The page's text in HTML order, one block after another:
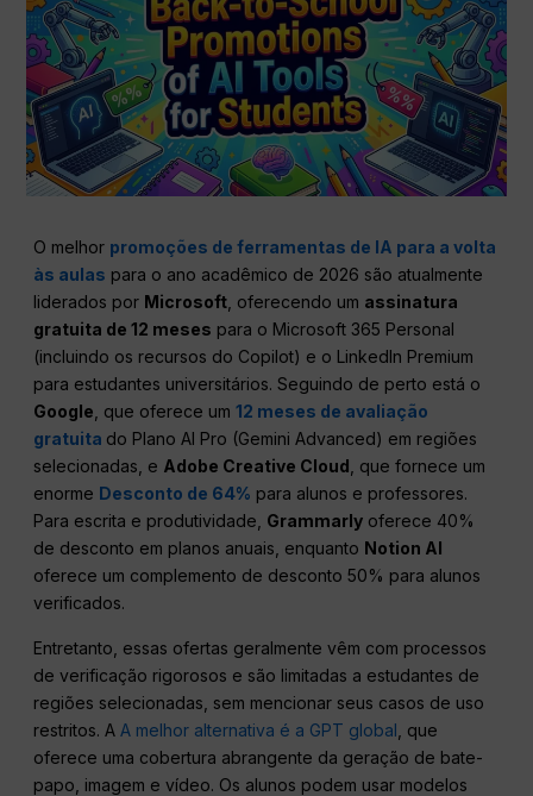
O melhor promoções de ferramentas de IA para a volta
às aulas para o ano acadêmico de 2026 são atualmente
liderados por Microsoft , oferecendo um assinatura
gratuita de 12 meses para o Microsoft 365 Personal
(incluindo os recursos do Copilot) e o LinkedIn Premium
para estudantes universitários. Seguindo de perto está o
Google , que oferece um12 meses de avaliação
gratuita do Plano AI Pro (Gemini Advanced) em regiões
selecionadas, e Adobe Creative Cloud , que fornece um
enorme Desconto de 64% para alunos e professores.
Para escrita e produtividade, Grammarly oferece 40%
de desconto em planos anuais, enquanto Notion AI
oferece um complemento de desconto 50% para alunos
verificados.
Entretanto, essas ofertas geralmente vêm com processos
de verificação rigorosos e são limitadas a estudantes de
regiões selecionadas, sem mencionar seus casos de uso
restritos. AA melhor alternativa é a GPT global , que
oferece uma cobertura abrangente da geração de bate-
papo, imagem e vídeo. Os alunos podem usar modelos